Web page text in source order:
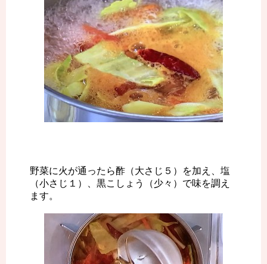
野菜に火が通ったら酢（大さじ５）を加え、塩
（小さじ１）、黒こしょう（少々）で味を調え
ます。